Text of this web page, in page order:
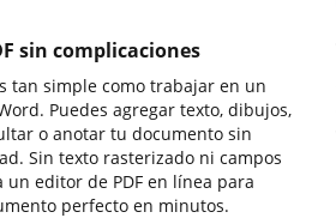
sin complicaciones
tan simple como trabajar en un
Puedes agregar texto, dibujos,
o anotar tu documento sin
Sin texto rasterizado ni campos
un editor de PDF en línea para
perfecto en minutos.